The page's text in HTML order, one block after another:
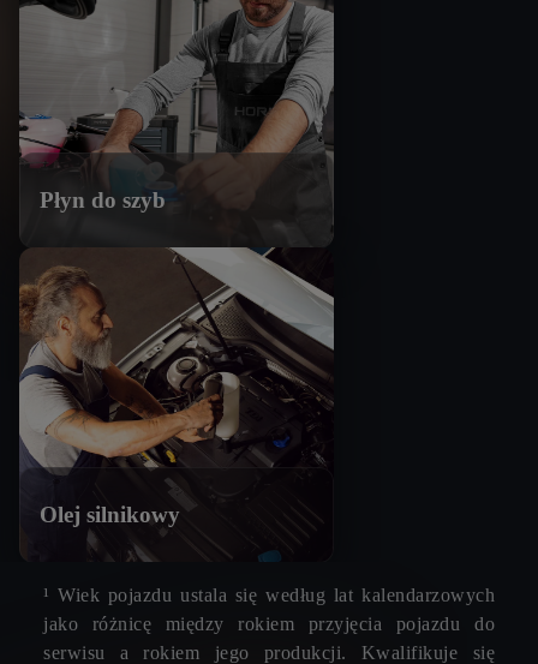
Płyn do szyb
Olej silnikowy
¹ Wiek pojazdu ustala się według lat kalendarzowych
jako różnicę między rokiem przyjęcia pojazdu do
serwisu a rokiem jego produkcji. Kwalifikuje się